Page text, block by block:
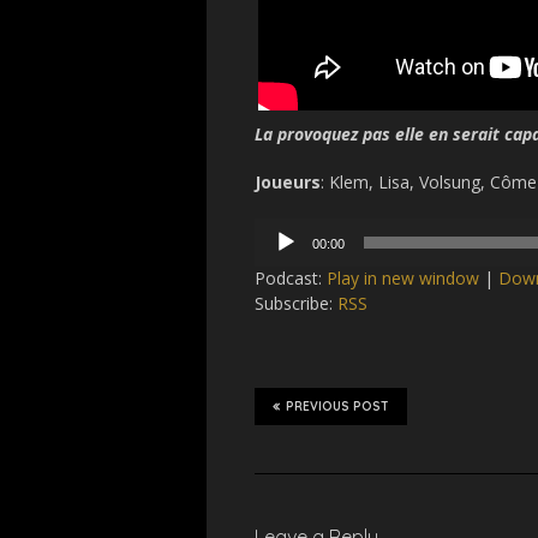
La provoquez pas elle en serait
Joueurs: Klem, Lisa, Volsung, Côme
Audio
Player
00:00
Podcast: Play in new window |
Subscribe: RSS
PREVIOUS POST